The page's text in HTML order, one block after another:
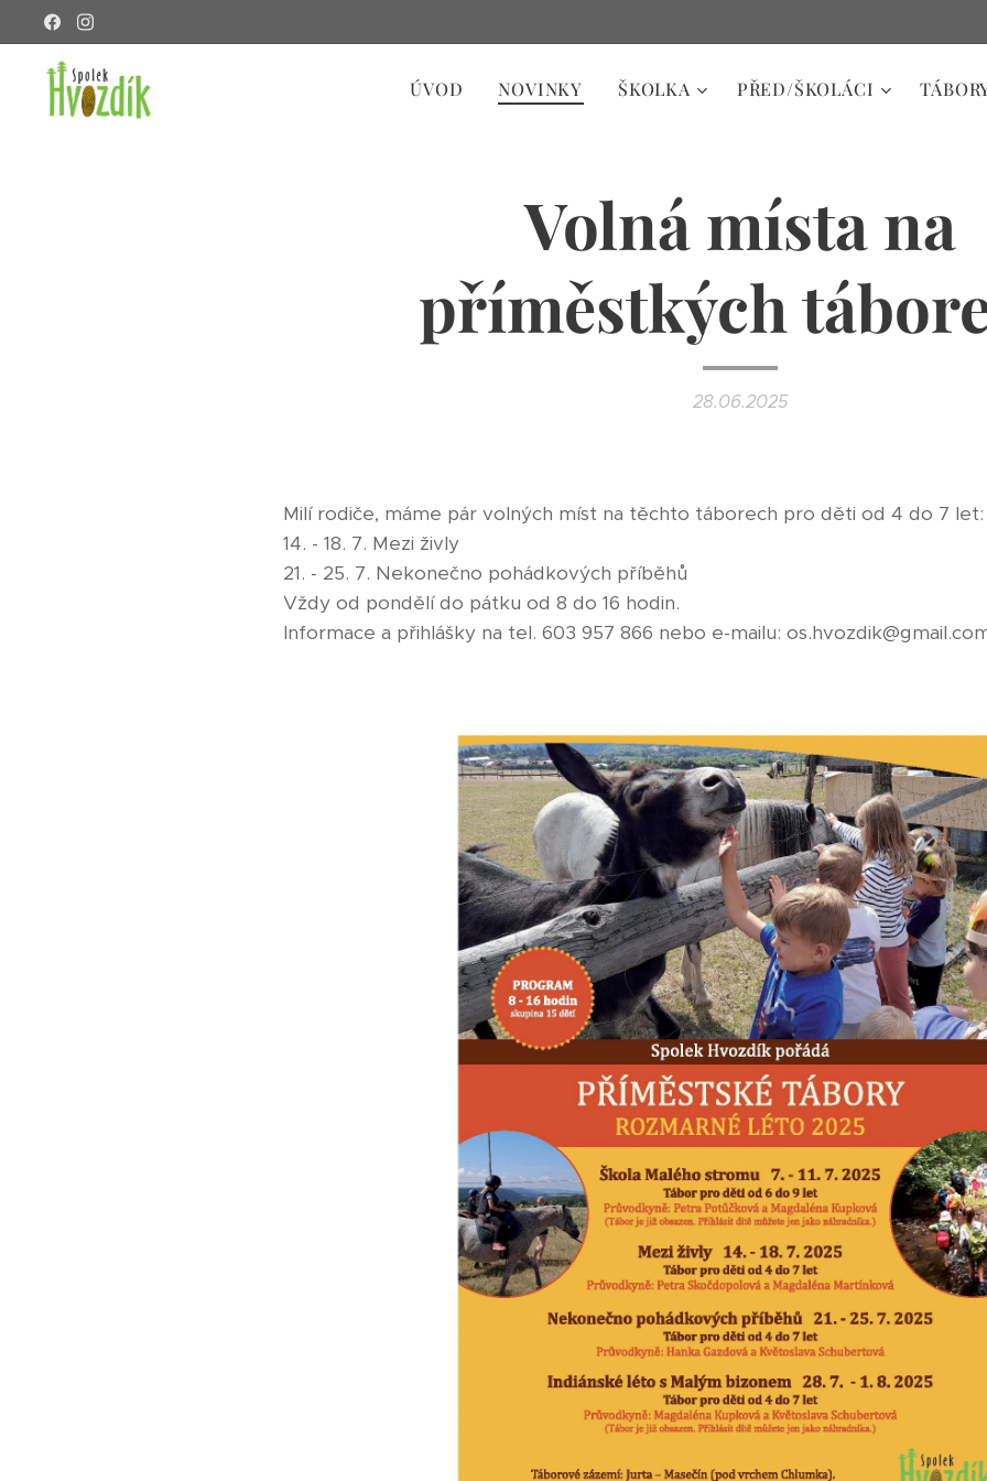
ÚVOD NOVINKY ŠKOLKA PŘED/ŠKOLÁCI
Volná místa na
příměstkých
28.06.2025
Milí rodiče, máme pár volných míst na těchto táborech pro děti od 4 do 7
14. - 18. 7. Mezi živly
21. - 25. 7. Nekonečno pohádkových příběhů
Vždy od pondělí do pátku od 8 do 16 hodin.
Informace a přihlášky na tel. 603 957 866 nebo e-mailu: